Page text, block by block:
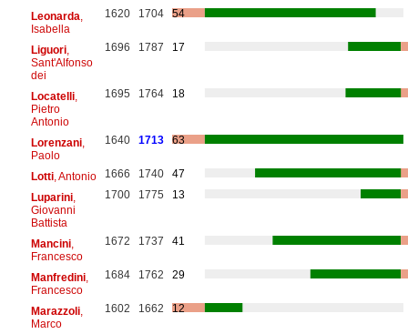
Leonarda
Isabella
1620 1704 54
Liguori,
Sant'Alfonso
dei
1696 1787 17
Locatelli,
Pietro
Antonio
1695 1764 18
Lorenzani,
Paolo
1640 1713 63
Lotti, Antonio 1666 1740
47
Luparini,
Giovanni
Battista
1700 1775 13
Mancini,
Francesco
1672 1737 41
Manfredini,
Francesco
1684 1762 29
Marazzoli,
Marco
1602 1662 12